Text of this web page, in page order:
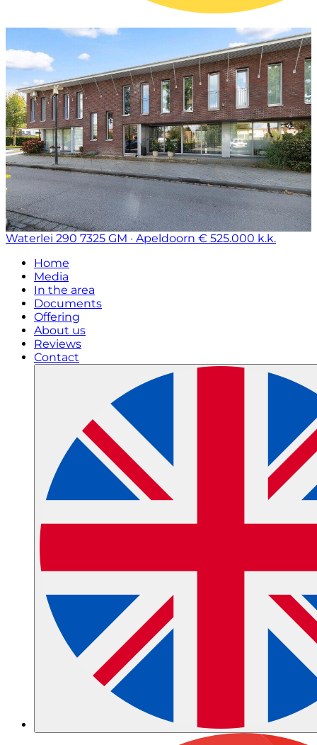
Waterlei 290 7325 GM · Apeldoorn € 525.000 k.k.
Home
Media
In the area
Documents
Offering
About us
Reviews
Contact